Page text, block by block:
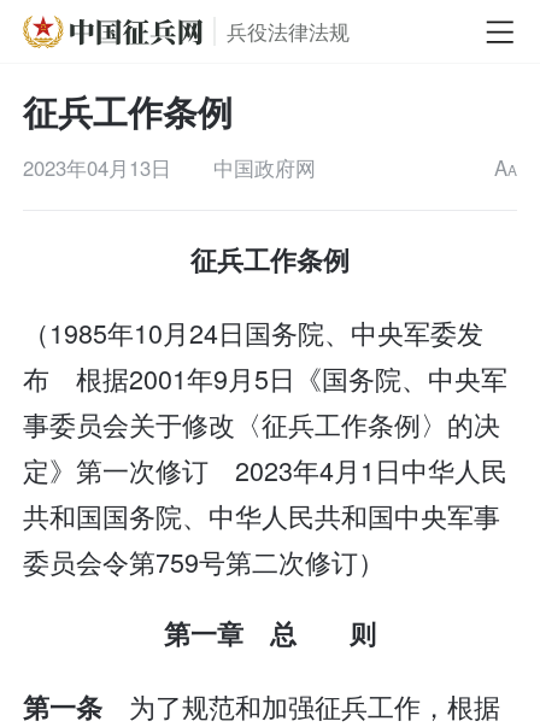
兵役法律法规
征兵工作条例
2023年04月13日 中国政府网 AA
征兵工作条例
（1985年10月24日国务院、中央军委发
布 根据2001年9月5日《国务院、中央军
事委员会关于修改〈征兵工作条例〉的决
定》第一次修订 2023年4月1日中华人民
共和国国务院、中华人民共和国中央军事
委员会令第759号第二次修订）
第一章 总 则
第一条 为了规范和加强征兵工作，根据